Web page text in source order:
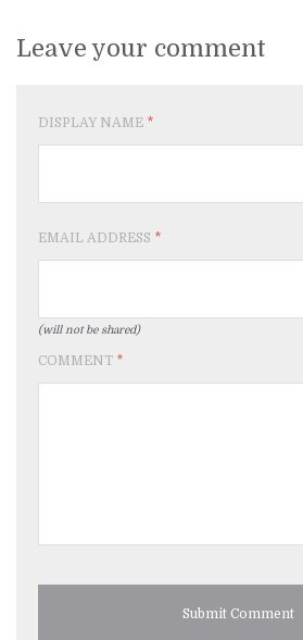
Leave your comment
DISPLAY NAME *
EMAIL ADDRESS *
(will not be shared)
COMMENT *